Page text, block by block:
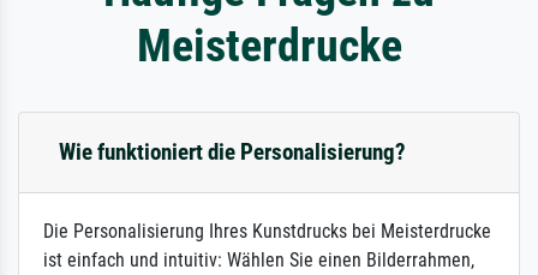
Meisterdrucke
Wie funktioniert die Personalisierung?
Die Personalisierung Ihres Kunstdrucks bei Meisterdrucke
ist einfach und intuitiv: Wählen Sie einen Bilderrahmen,